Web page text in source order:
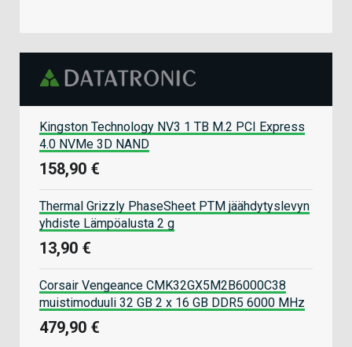
Kingston Technology NV3 1 TB M.2 PCI Express
4.0 NVMe 3D NAND
158,90 €
Thermal Grizzly PhaseSheet PTM jäähdytyslevyn
yhdiste Lämpöalusta 2 g
13,90 €
Corsair Vengeance CMK32GX5M2B6000C38
muistimoduuli 32 GB 2 x 16 GB DDR5 6000 MHz
479,90 €